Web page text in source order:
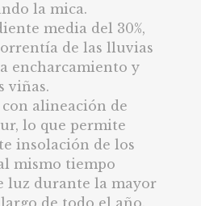
la mica.
media del 30%,
de las lluvias
encharcamiento y
viñas.
con alineación de
lo que permite
insolación de los
mismo tiempo
luz durante la mayor